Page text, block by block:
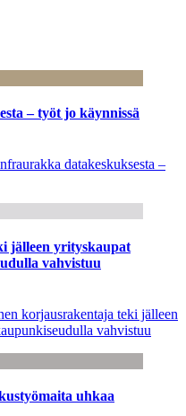
– työt jo käynnissä
datakeskuksesta –
jälleen yrityskaupat
vahvistuu
korjausrakentaja teki jälleen
vahvistuu
uhkaa